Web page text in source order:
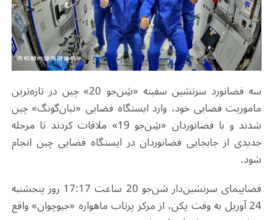
سه فضانورد سرنشین سفینه «شِن‌جو 20» چین در تازه‌ترین
ماموریت فضایی خود، وارد ایستگاه فضایی «تیان‌گونگ» چین
شدند و با فضانوردان «شِن‌جو 19» ملاقات کردند تا مرحله
جدیدی از جابجایی فضانوردان در ایستگاه فضایی چین انجام
شود.
فضاپیمای سرنشین‌دار شن‌جو 20 ساعت 17:17 روز پنجشنبه
24 آوریل به وقت پکن، از مرکز پرتاب ماهواره «جیو‌چوان» واقع